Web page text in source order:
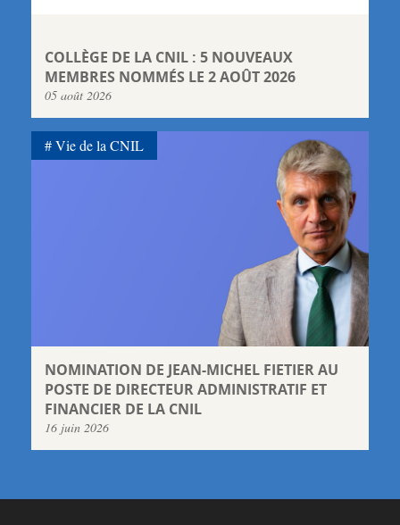
COLLÈGE DE LA CNIL : 5 NOUVEAUX
MEMBRES NOMMÉS LE 2 AOÛT 2026
05 août 2026
NOMINATION DE JEAN-MICHEL FIETIER AU
POSTE DE DIRECTEUR ADMINISTRATIF ET
FINANCIER DE LA CNIL
16 juin 2026
Vie de la CNIL